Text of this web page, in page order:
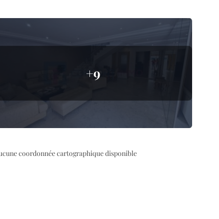
+9
coordonnée cartographique disponible